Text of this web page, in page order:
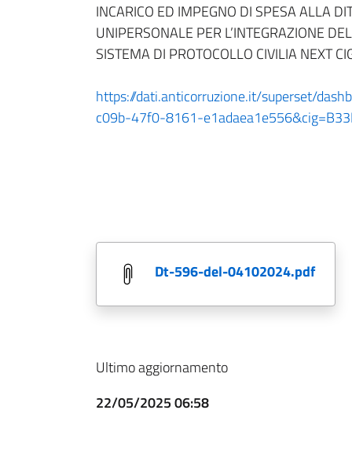
INCARICO ED IMPEGNO DI SPESA ALLA
UNIPERSONALE PER L’INTEGRAZIONE
SISTEMA DI PROTOCOLLO CIVILIA NEXT
https://dati.anticorruzione.it/superset/
c09b-47f0-8161-
dt-596-del-04102024.pdf
Ultimo aggiornamento
22/05/2025 06:58